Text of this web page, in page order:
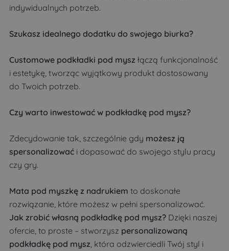
indywidualnych potrzeb.
Szukasz idealnego dodatku do swojego biurka?
Customowe podkładki pod mysz łączą funkcjonalność
i estetykę, tworząc wyjątkowy produkt dostosowany
do Twoich potrzeb.
Czy warto inwestować w podkładkę pod mysz?
Zdecydowanie tak, szczególnie gdy możesz ją
spersonalizować i dopasować do swojego stylu pracy
czy gry.
Mata pod myszkę z nadrukiem to doskonałe
rozwiązanie, które możesz w pełni spersonalizować.
Jak zrobić własną podkładkę pod mysz? Dzięki naszej
ofercie, to proste – stworzysz personalizowaną
podkładkę pod mysz , która odzwierciedli Twój styl i